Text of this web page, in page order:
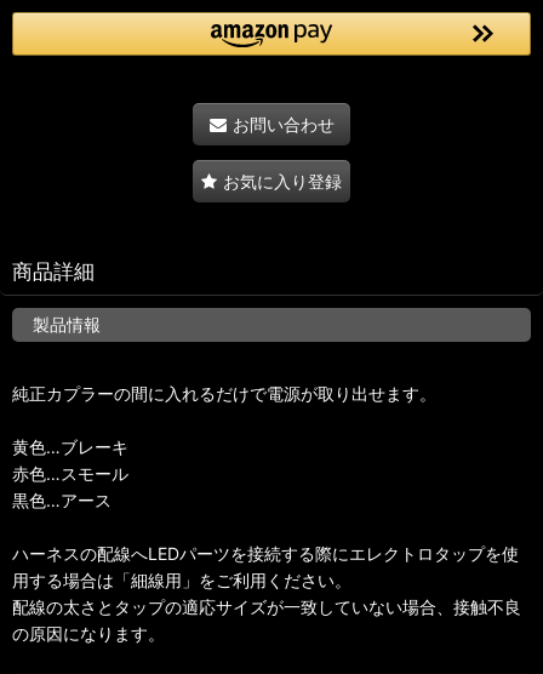
お問い合わせ
お気に入り登録
商品詳細
製品情報
純正カプラーの間に入れるだけで電源が取り出せます。
黄色…ブレーキ
赤色…スモール
黒色…アース
ハーネスの配線へLEDパーツを接続する際にエレクトロタップを使
用する場合は「細線用」をご利用ください。
配線の太さとタップの適応サイズが一致していない場合、接触不良
の原因になります。